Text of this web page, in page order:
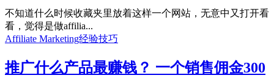
不知道什么时候收藏夹里放着这样一个网站，无意中又打开看
看，觉得是做affilia...
Affiliate Marketing经验技巧
推广什么产品最赚钱？ 一个销售佣金300